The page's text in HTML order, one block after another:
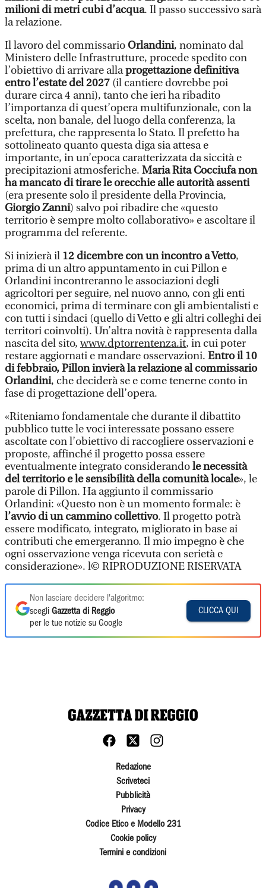
milioni di metri cubi d’acqua. Il passo successivo sarà
la relazione.
Il lavoro del commissario Orlandini, nominato dal
Ministero delle Infrastrutture, procede spedito con
l’obiettivo di arrivare allaprogettazione definitiva
entro l’estate del 2027 (il cantiere dovrebbe poi
durare circa 4 anni), tanto che ieri ha ribadito
l’importanza di quest’opera multifunzionale, con la
scelta, non banale, del luogo della conferenza, la
prefettura, che rappresenta lo Stato. Il prefetto ha
sottolineato quanto questa diga sia attesa e
importante, in un’epoca caratterizzata da siccità e
precipitazioni atmosferiche. Maria Rita Cocciufa non
ha mancato di tirare le orecchie alle autorità assenti
(era presente solo il presidente della Provincia,
Giorgio Zanni) salvo poi ribadire che «questo
territorio è sempre molto collaborativo» e ascoltare il
programma del referente.
Si inizierà il 12 dicembre con un incontro a Vetto,
prima di un altro appuntamento in cui Pillon e
Orlandini incontreranno le associazioni degli
agricoltori per seguire, nel nuovo anno, con gli enti
economici, prima di terminare con gli ambientalisti e
con tutti i sindaci (quello di Vetto e gli altri colleghi dei
territori coinvolti). Un’altra novità è rappresenta dalla
nascita del sito, www.dptorrentenza.it, in cui poter
restare aggiornati e mandare osservazioni. Entro il 10
di febbraio, Pillon invierà la relazione al commissario
Orlandini, che deciderà se e come tenerne conto in
fase di progettazione dell’opera.
«Riteniamo fondamentale che durante il dibattito
pubblico tutte le voci interessate possano essere
ascoltate con l’obiettivo di raccogliere osservazioni e
proposte, affinché il progetto possa essere
eventualmente integrato considerandole necessità
del territorio e le sensibilità della comunità locale», le
parole di Pillon. Ha aggiunto il commissario
Orlandini: «Questo non è un momento formale: è
l’avvio di un cammino collettivo. Il progetto potrà
essere modificato, integrato, migliorato in base ai
contributi che emergeranno. Il mio impegno è che
ogni osservazione venga ricevuta con serietà e
considerazione». l© RIPRODUZIONE RISERVATA
Non lasciare decidere l'algoritmo:
scegli Gazzetta di Reggio
per le tue notizie su Google
CLICCA QUI
Redazione
Scriveteci
Pubblicità
Privacy
Codice Etico e Modello 231
Cookie policy
Termini e condizioni